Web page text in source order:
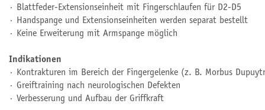
∙ Blattfeder-Extensionseinheit mit Fingerschlaufen für D2-D5
∙ Handspange und Extensionseinheiten werden separat bestellt
∙ Keine Erweiterung mit Armspange möglich
Indikationen
∙ Kontrakturen im Bereich der Fingergelenke (z. B. Morbus
∙ Greiftraining nach neurologischen Defekten
∙ Verbesserung und Aufbau der Griffkraft